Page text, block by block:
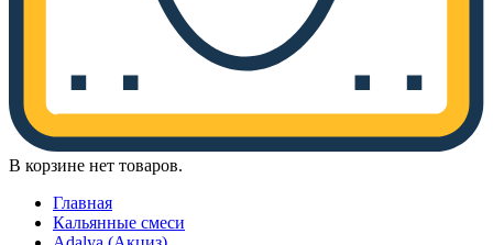
В корзине нет товаров.
Главная
Кальянные смеси